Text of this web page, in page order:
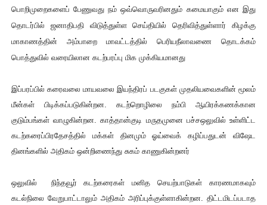
பொறிமுறைகளைப் பேணுவது நம் ஒவ்வொருவரினதும் கமையாகும் என இது
தொடர்பில் ஜனாதிபதி விடுத்துள்ள செய்தியில் தெரிவித்துள்ளார்கிழக்கு
மாகாணத்தின் அம்பாறை மாவட்டத்தில் பெரியநீலாவணை தொடக்கம்
பொத்துவில் வரையிலான கடற்பரப்பு மிக முக்கியமானது
இப்பரப்பில் கரைவலை மாயவலை இயந்திரப் படகுகள் முதலியவைகளின் மூலம்
மீன்கள் பிடிக்கப்படுகின்றன. கடற்றொழிலை நம்பி ஆயிரக்கணக்கான
குடும்பங்கள் வாழுகின்றன. காத்தான்குடி மருதமுனை பச்சஒலுவில் உள்ளிட்ட
கடற்கரைப்பிரதேசத்தில் மக்கள் தினமும் ஓய்வைக் கழிப்பதுடன் விஷேட
தினங்களில் அதிகம் ஒன்றிணைந்து சுகம் காணுகின்றனர்
ஒலுவில் நிந்தவூர் கடற்கரைகள் மனித செயற்பாடுகள் காரணமாகவும்
கடல்நிலை வேறுபாட்டாலும் அதிகம் அரிப்புக்குள்ளாகின்றன. திட்டமிடப்படாத